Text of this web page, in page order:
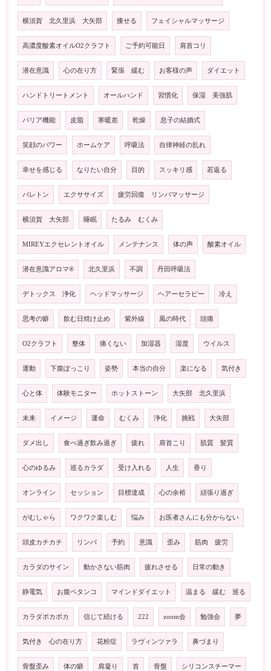
横須賀 北久里浜 大矢部 痩せる フェイシャルマッサージ
高濃度酸素オイルO2クラフト ご予約可能日 肩首コリ
潜在意識 心の在り方 緊張 緩む お客様の声 ダイエット
ハンドトリートメント オールハンド 習慣化 保湿 美強肌
バリア機能 皮脂 寒暖差 乾燥 息子の結婚式
笑顔のパワー ホームケア 呼吸法 自律神経の乱れ
幸せを感じる なりたい自分 目的 スッキリ感 若返る
バレトン エクササイズ 疲労回復 リンパマッサージ
横須賀 大矢部 睡眠 たるみ むくみ
MIREYエクセレントオイル メンテナンス 体の声 酸素オイル
潜在意識アロマ®️ 北久里浜 不調 丹田呼吸法
デトックス 浄化 ヘッドマッサージ ヘアーセラピー 冷え
思考の癖 飲む日焼け止め 紫外線 風の時代 頭痛
O2クラフト 整体 痛くない 加湿器 湿度 ウイルス
運動 下腹ぽっこり 姿勢 本当の自分 楽になる 気付き
心と体 体験モニター ホットストーン 大矢部 北久里浜
未来 イメージ 運命 むくみ 浄化 挑戦 大矢部
ダメ出し 食べ過ぎ飲み過ぎ 疲れ 肩首こり 肌質 髪質
心のゆるみ 巡るカラダ 受け入れる 人生 香り
オンライン セッション 目標達成 心の余裕 頑張り過ぎ
がむしゃら ワクワク楽しむ 悩み お医者さんにも分からない
頭皮カチカチ リンパ 予約 意識 歪み 筋肉 疲労
カラダのサイン 動かさない筋肉 疲れさせる 日常の動き
静電気 お腹ペタンコ マインドダイエット 温まる 緩む 巡る
カラダポカポカ 信じて続ける 222 zoom会 勉強会 夢
気付き 心の在り方 花粉症 ラヴィンツァラ 鼻づまり
骨盤歪み 体の癖 肩凝り 首 骨盤 シリコンスチーマー